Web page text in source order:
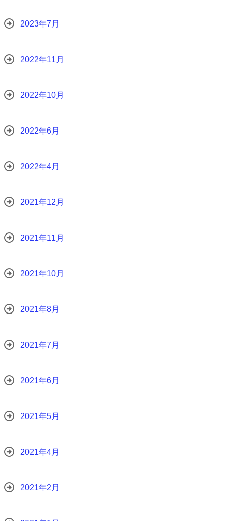
2023年7月
2022年11月
2022年10月
2022年6月
2022年4月
2021年12月
2021年11月
2021年10月
2021年8月
2021年7月
2021年6月
2021年5月
2021年4月
2021年2月